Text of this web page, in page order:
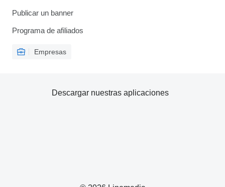
Publicar un banner
Programa de afiliados
Empresas
Descargar nuestras aplicaciones